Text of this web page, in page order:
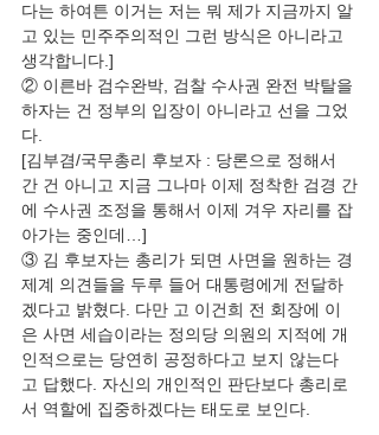
다는 하여튼 이거는 저는 뭐 제가 지금까지 알
고 있는 민주주의적인 그런 방식은 아니라고
생각합니다.]
② 이른바 검수완박, 검찰 수사권 완전 박탈을
하자는 건 정부의 입장이 아니라고 선을 그었
다.
[김부겸/국무총리 후보자 : 당론으로 정해서
간 건 아니고 지금 그나마 이제 정착한 검경 간
에 수사권 조정을 통해서 이제 겨우 자리를 잡
아가는 중인데…]
③ 김 후보자는 총리가 되면 사면을 원하는 경
제계 의견들을 두루 들어 대통령에게 전달하
겠다고 밝혔다. 다만 고 이건희 전 회장에 이
은 사면 세습이라는 정의당 의원의 지적에 개
인적으로는 당연히 공정하다고 보지 않는다
고 답했다. 자신의 개인적인 판단보다 총리로
서 역할에 집중하겠다는 태도로 보인다.